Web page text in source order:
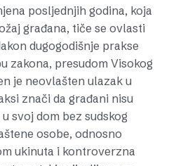
posljednjih godina, koja
građana, tiče se ovlasti
dugogodišnje prakse
zakona, presudom Visokog
je neovlašten ulazak u
znači da građani nisu
svoj dom bez sudskog
osobe, odnosno
ukinuta i kontroverzna